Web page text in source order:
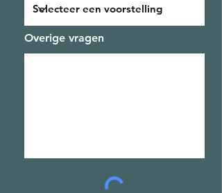
Overige vragen